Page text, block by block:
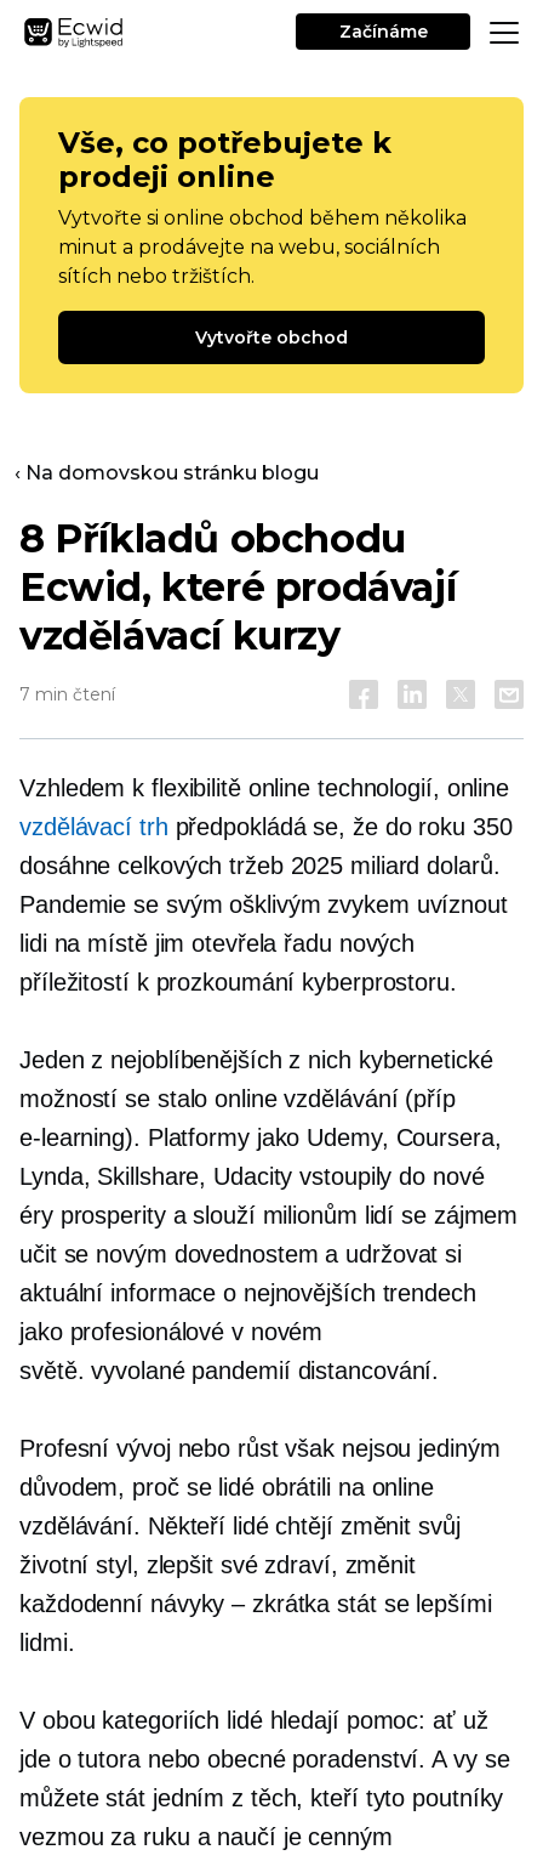
Začínáme
Vše, co potřebujete k
prodeji online
Vytvořte si online obchod během několika
minut a prodávejte na webu, sociálních
sítích nebo tržištích.
Vytvořte obchod
‹ Na domovskou stránku blogu
8 Příkladů obchodu
Ecwid, které prodávají
vzdělávací kurzy
7 min čtení
Vzhledem k flexibilitě online technologií, online
vzdělávací trh předpokládá se, že do roku 350
dosáhne celkových tržeb 2025 miliard dolarů.
Pandemie se svým ošklivým zvykem uvíznout
lidi na místě jim otevřela řadu nových
příležitostí k prozkoumání kyberprostoru.
Jeden z nejoblíbenějších z nich kybernetické
možností se stalo online vzdělávání (příp
e-learning). Platformy jako Udemy, Coursera,
Lynda, Skillshare, Udacity vstoupily do nové
éry prosperity a slouží milionům lidí se zájmem
učit se novým dovednostem a udržovat si
aktuální informace o nejnovějších trendech
jako profesionálové v novém
světě.vyvolané pandemiídistancování.
Profesní vývoj nebo růst však nejsou jediným
důvodem, proč se lidé obrátili na online
vzdělávání. Někteří lidé chtějí změnit svůj
životní styl, zlepšit své zdraví, změnit
každodenní návyky – zkrátka stát se lepšími
lidmi.
V obou kategoriích lidé hledají pomoc: ať už
jde o tutora nebo obecné poradenství. A vy se
můžete stát jedním z těch, kteří tyto poutníky
vezmou za ruku a naučí je cenným